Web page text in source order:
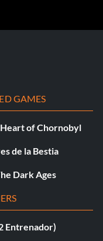
GAMES
Heart of Chornobyl
de la Bestia
Dark Ages
Entrenador)